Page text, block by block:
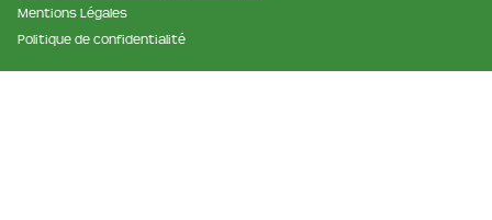
Mentions Légales
Politique de confidentialité